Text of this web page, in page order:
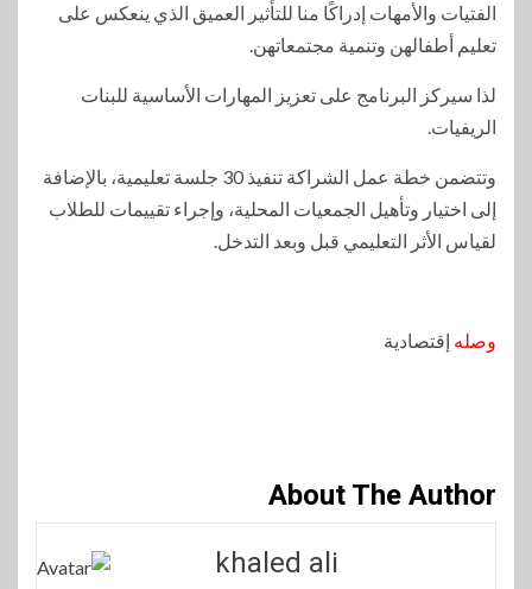
الفتيات والأمهات إدراكًا منا للتأثير العميق الذي ينعكس على
تعليم أطفالهن وتنمية مجتمعاتهن.
لذا سيركز البرنامج على تعزيز المهارات الأساسية للبنات
الريفيات.
وتتضمن خطة عمل الشراكة تنفيذ 30 جلسة تعليمية، بالإضافة
إلى اختيار وتأهيل الجمعيات المحلية، وإجراء تقييمات للطلاب
لقياس الأثر التعليمي قبل وبعد التدخل.
وصله إقتصادية
About The Author
khaled ali